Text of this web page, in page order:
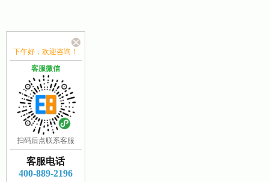
下午好，欢迎咨询！
客服微信
扫码后点联系客服
客服电话
400-889-2196